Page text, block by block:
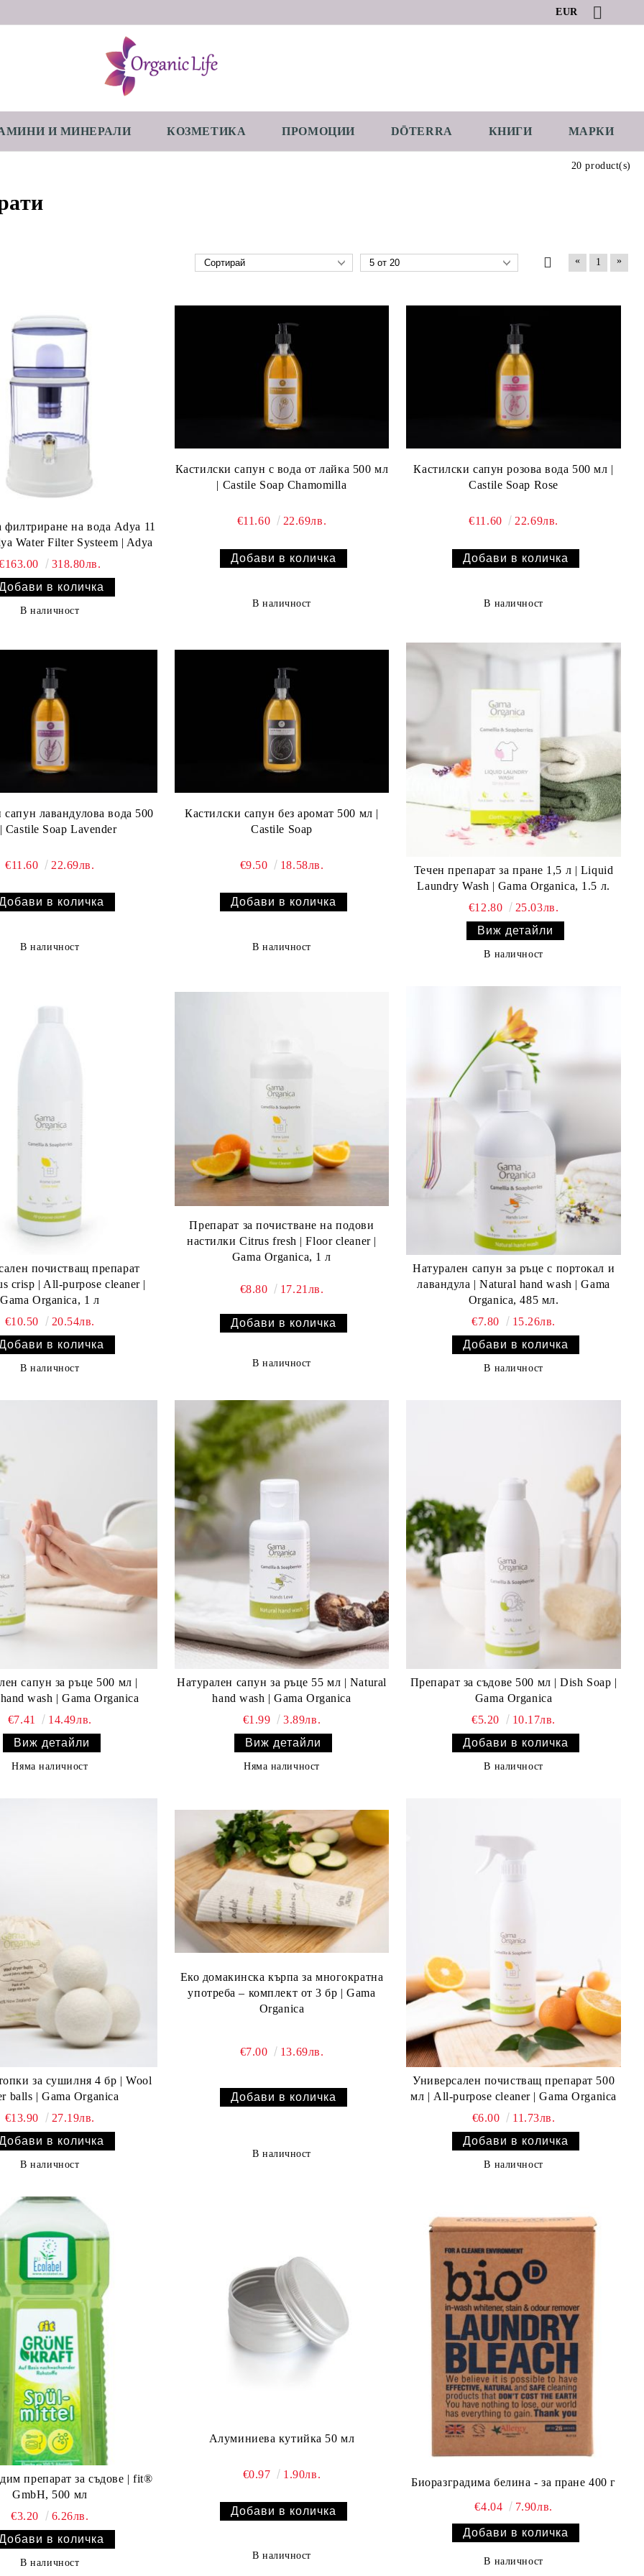
EUR
И МИНЕРАЛИ КОЗМЕТИКА ПРОМОЦИИ DŌTERRA КНИГИ МАРКИ
20 product(s)
« 1 »
филтриране на вода Adya 11
Water Filter Systeem | Adya
318.80лв.
В наличност
Кастилски сапун с вода от лайка 500 мл
| Castile Soap Chamomilla
€11.60 22.69лв.
В наличност
Кастилски сапун розова вода 500 мл |
Castile Soap Rose
€11.60 22.69лв.
В наличност
сапун лавандулова вода 500
Castile Soap Lavender
€11.60 22.69лв.
В наличност
Кастилски сапун без аромат 500 мл |
Castile Soap
€9.50 18.58лв.
В наличност
Течен препарат за пране 1,5 л | Liquid
Laundry Wash | Gama Organica, 1.5 л.
€12.80
25.03лв.
Виж детайли
В наличност
почистващ препарат
crisp | All-purpose cleaner |
Gama Organica, 1 л
€10.50
20.54лв.
В наличност
Препарат за почистване на подови
настилки Citrus fresh | Floor cleaner |
Gama Organica, 1 л
€8.80 17.21лв.
В наличност
Натурален сапун за ръце с пoртокал и
лавандула | Natural hand wash | Gama
Organica, 485 мл.
€7.80
15.26лв.
В наличност
сапун за ръце 500 мл |
wash | Gama Organica
€7.41
14.49лв.
Виж детайли
Няма наличност
Натурален сапун за ръце 55 мл | Natural
hand wash | Gama Organica
€1.99
3.89лв.
Виж детайли
Няма наличност
Препарат за съдове 500 мл | Dish Soap |
Gama Organica
€5.20
10.17лв.
В наличност
за сушилня 4 бр | Wool
balls | Gama Organica
€13.90
27.19лв.
В наличност
Еко домакинска кърпа за многократна
употреба – комплект от 3 бр | Gama
Organica
€7.00 13.69лв.
В наличност
Универсален почистващ препарат 500
мл | All-purpose cleaner | Gama Organica
€6.00
11.73лв.
В наличност
| fit®
GmbH, 500 мл
€3.20
6.26лв.
В наличност
Алуминиева кутийка 50 мл
€0.97 1.90лв.
В наличност
Биоразградима белина - за пране 400 г
€4.04 7.90лв.
В наличност